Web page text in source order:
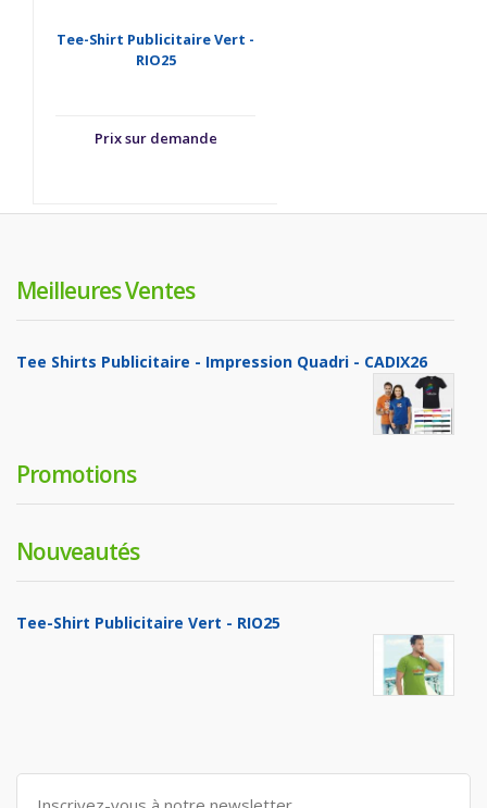
Tee-Shirt Publicitaire Vert -
RIO25
Prix sur demande
Meilleures Ventes
Tee Shirts Publicitaire - Impression Quadri - CADIX26
Promotions
Nouveautés
Tee-Shirt Publicitaire Vert - RIO25